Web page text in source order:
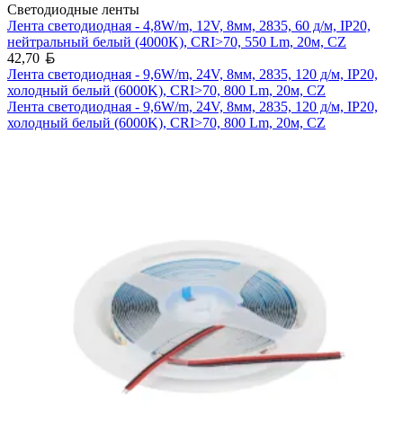
Светодиодные ленты
Лента светодиодная - 4,8W/m, 12V, 8мм, 2835, 60 д/м, IP20,
нейтральный белый (4000K), CRI>70, 550 Lm, 20м, CZ
42,70
Лента светодиодная - 9,6W/m, 24V, 8мм, 2835, 120 д/м, IP20,
холодный белый (6000K), CRI>70, 800 Lm, 20м, CZ
Лента светодиодная - 9,6W/m, 24V, 8мм, 2835, 120 д/м, IP20,
холодный белый (6000K), CRI>70, 800 Lm, 20м, CZ